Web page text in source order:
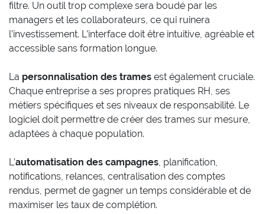
filtre. Un outil trop complexe sera boudé par les
managers et les collaborateurs, ce qui ruinera
l’investissement. L’interface doit être intuitive, agréable et
accessible sans formation longue.
La personnalisation des trames est également cruciale.
Chaque entreprise a ses propres pratiques RH, ses
métiers spécifiques et ses niveaux de responsabilité. Le
logiciel doit permettre de créer des trames sur mesure,
adaptées à chaque population.
L’automatisation des campagnes, planification,
notifications, relances, centralisation des comptes
rendus, permet de gagner un temps considérable et de
maximiser les taux de complétion.